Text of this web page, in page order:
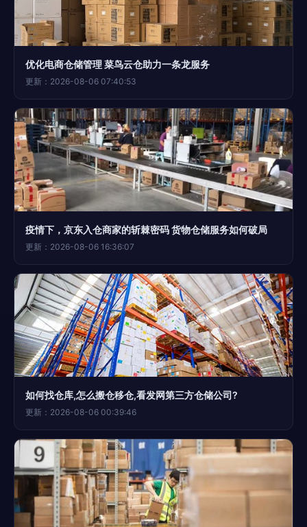
优化电商仓储管理 菜鸟云仓助力一条龙服务
更新：2026-08-06 07:40:53
疫情下，京东入仓商家的斩棘密码 货物仓储服务如何破局
更新：2026-08-06 16:36:07
如何找仓库,怎么搬仓移仓,看发网第三方仓储公司?
更新：2026-08-06 00:39:46